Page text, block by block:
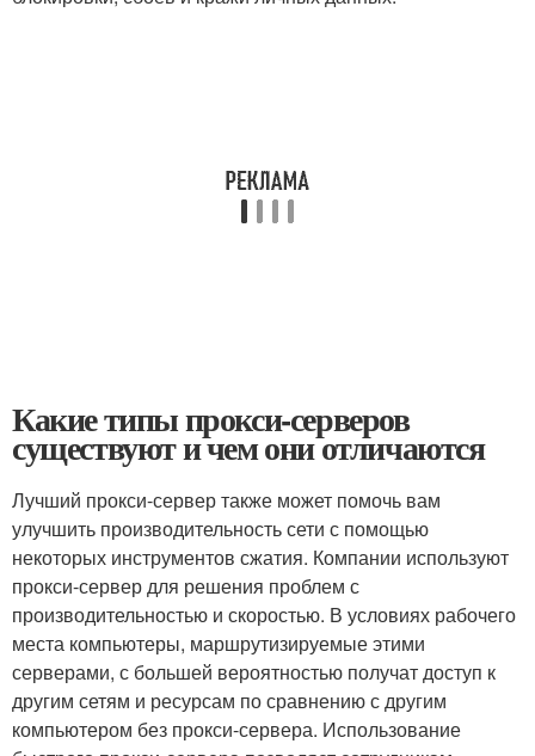
Какие типы прокси-серверов
существуют и чем они отличаются
Лучший прокси-сервер также может помочь вам
улучшить производительность сети с помощью
некоторых инструментов сжатия. Компании используют
прокси-сервер для решения проблем с
производительностью и скоростью. В условиях рабочего
места компьютеры, маршрутизируемые этими
серверами, с большей вероятностью получат доступ к
другим сетям и ресурсам по сравнению с другим
компьютером без прокси-сервера. Использование